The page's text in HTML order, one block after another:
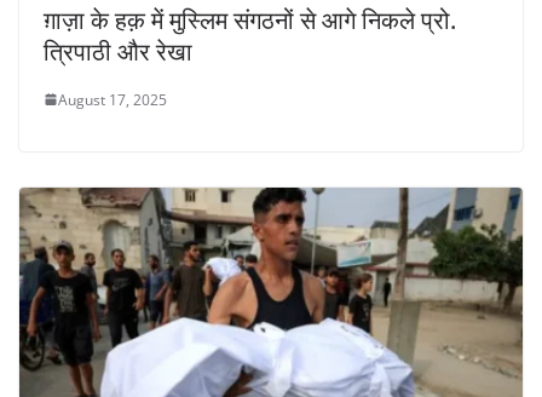
ग़ाज़ा के हक़ में मुस्लिम संगठनों से आगे निकले प्रो.
त्रिपाठी और रेखा
August 17, 2025